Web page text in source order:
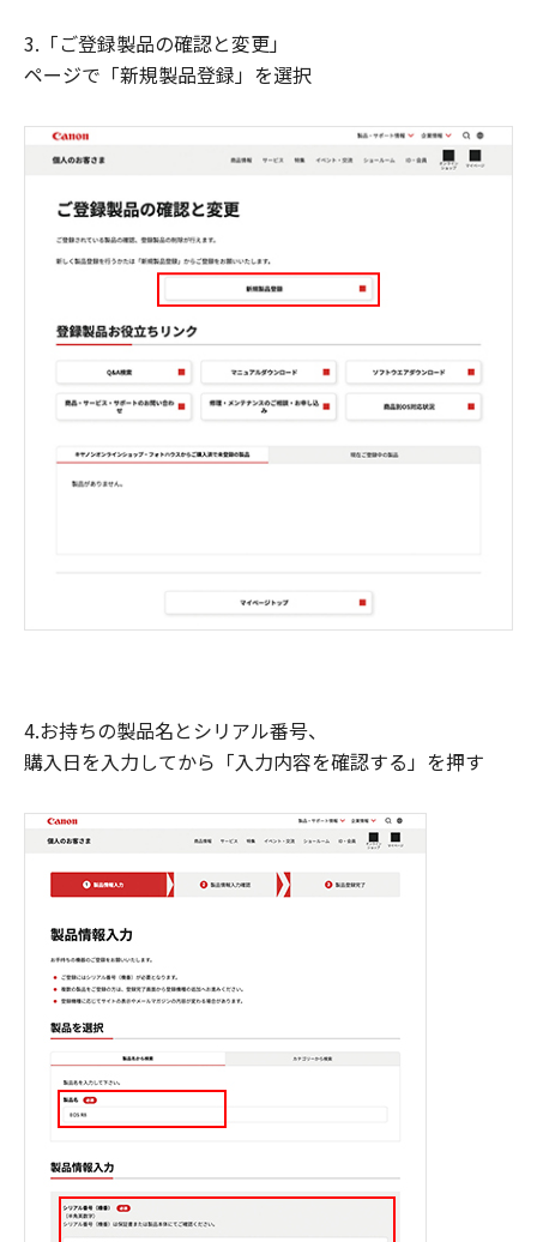
3.「ご登録製品の確認と変更」
ページで「新規製品登録」を選択
4.お持ちの製品名とシリアル番号、
購入日を入力してから「入力内容を確認する」を押す